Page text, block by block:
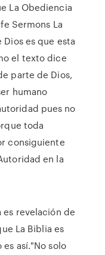
La Obediencia
Sermons La
es que esta
el texto dice
parte de Dios,
humano
pues no
toda
consiguiente
en la
es revelación de
La Biblia es
así."No solo